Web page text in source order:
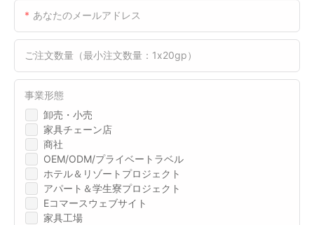
あなたのメールアドレス
ご注文数量（最小注文数量：1x20gp）
卸売・小売
家具チェーン店
商社
OEM/ODM/プライベートラベル
ホテル＆リゾートプロジェクト
アパート＆学生寮プロジェクト
Eコマースウェブサイト
家具工場
事業形態